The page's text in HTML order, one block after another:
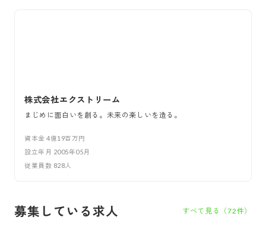
株式会社エクストリーム
まじめに面白いを創る。未来の楽しいを造る。
資本金4億19百万円
設立年月 2005年05月
従業員数 828人
募集している求人 すべて見る（72件）